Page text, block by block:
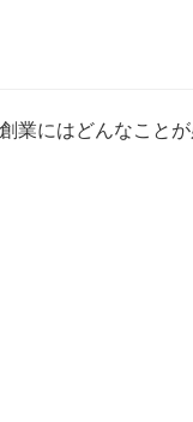
業にはどんなこと